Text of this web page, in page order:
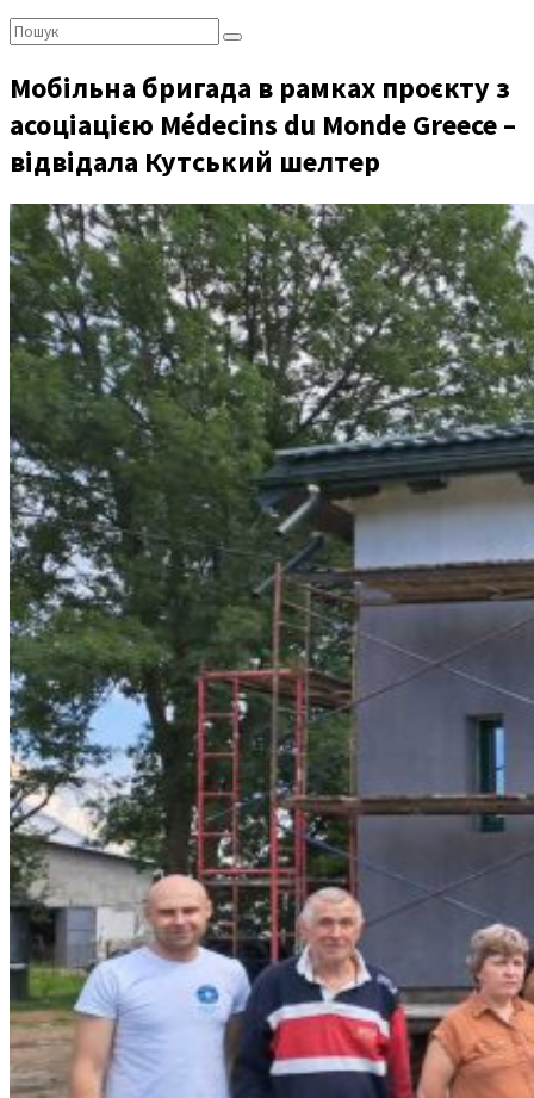
Пошук:
Мобільна бригада в рамках проєкту з
асоціацією Médecins du Monde Greece –
відвідала Кутський шелтер